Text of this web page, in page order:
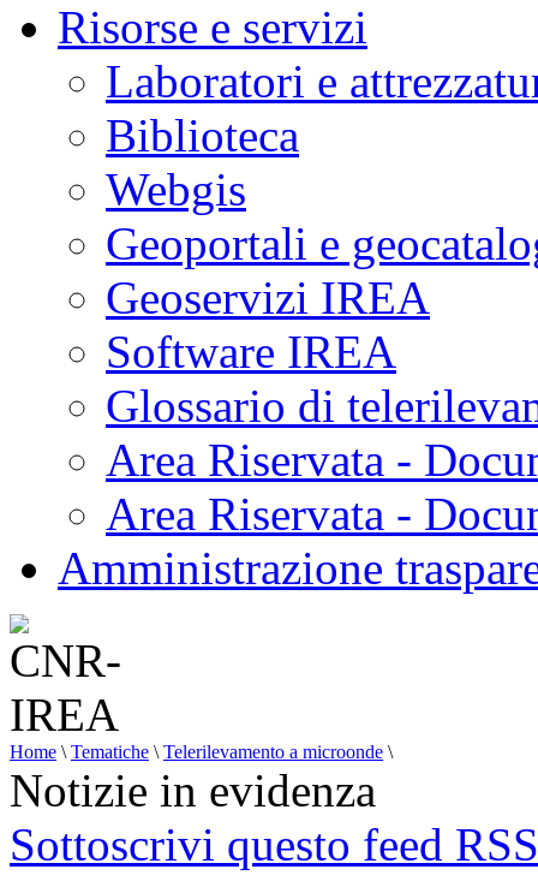
Risorse e servizi
Laboratori e
Biblioteca
Webgis
Geoportali e
Geoservizi IREA
Software IREA
Glossario di
Area Riservata -
Area Riservata -
Amministrazione
Home \ Tematiche \ Telerilevamento a microonde \
Notizie in evidenza
Sottoscrivi questo feed RSS